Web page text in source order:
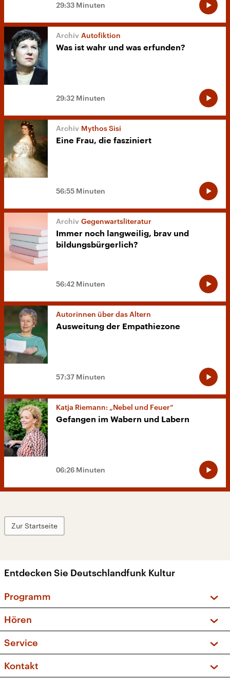
29:33 Minuten
Autofiktion
Was ist wahr und was erfunden?
29:32 Minuten
Mythos Sisi
Eine Frau, die fasziniert
56:55 Minuten
Gegenwartsliteratur
Immer noch langweilig, brav und
bildungsbürgerlich?
56:42 Minuten
Autorinnen über das Altern
Ausweitung der Empathiezone
57:37 Minuten
Katja Riemann: „Nebel und Feuer“
Gefangen im Wabern und Labern
06:26 Minuten
Zur Startseite
Entdecken Sie Deutschlandfunk Kultur
Programm
Sendungen und Podcasts
Musikliste
Kakadu – Das Kinderprogramm
Hören
Frequenzen (UKW + DAB+)
Service
FAQ
Apps
Kontakt